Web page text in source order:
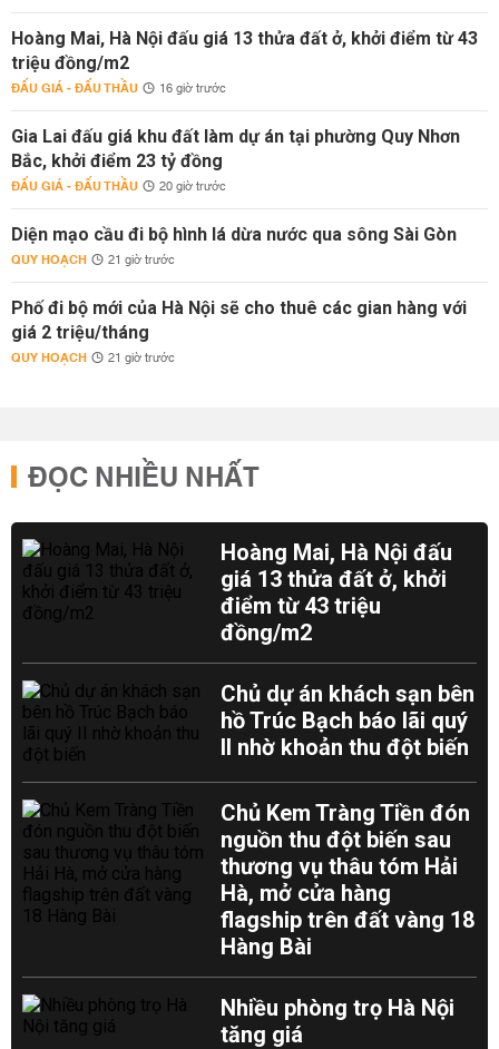
Hoàng Mai, Hà Nội đấu giá 13 thửa đất ở, khởi điểm từ 43
triệu đồng/m2
ĐẤU GIÁ - ĐẤU THẦU 16 giờ trước
Gia Lai đấu giá khu đất làm dự án tại phường Quy Nhơn
Bắc, khởi điểm 23 tỷ đồng
ĐẤU GIÁ - ĐẤU THẦU 20 giờ trước
Diện mạo cầu đi bộ hình lá dừa nước qua sông Sài Gòn
QUY HOẠCH 21 giờ trước
Phố đi bộ mới của Hà Nội sẽ cho thuê các gian hàng với
giá 2 triệu/tháng
QUY HOẠCH 21 giờ trước
ĐỌC NHIỀU NHẤT
Hoàng Mai, Hà Nội đấu
giá 13 thửa đất ở, khởi
điểm từ 43 triệu
đồng/m2
Chủ dự án khách sạn bên
hồ Trúc Bạch báo lãi quý
II nhờ khoản thu đột biến
Chủ Kem Tràng Tiền đón
nguồn thu đột biến sau
thương vụ thâu tóm Hải
Hà, mở cửa hàng
flagship trên đất vàng 18
Hàng Bài
Nhiều phòng trọ Hà Nội
tăng giá